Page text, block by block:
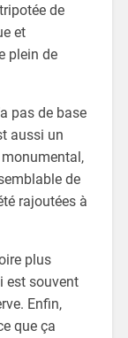
de
et
plein de
pas de base
aussi un
de
rajoutées à
plus
est souvent
Enfin,
que ça